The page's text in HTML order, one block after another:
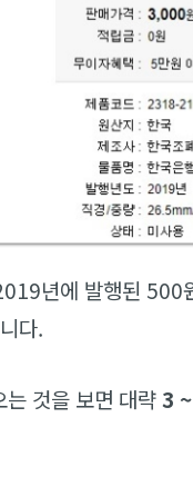
년에 발행된 500
다.
것을 보면 대략3